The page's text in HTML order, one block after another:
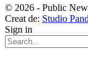
© 2026 - Public
Creat de: Studio
Sign in